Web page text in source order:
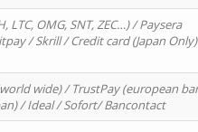
LTC, OMG, SNT, ZEC…) / Paysera
/ Skrill / Credit card (Japan
wide) / TrustPay (european
/ Ideal / Sofort/ Bancontact